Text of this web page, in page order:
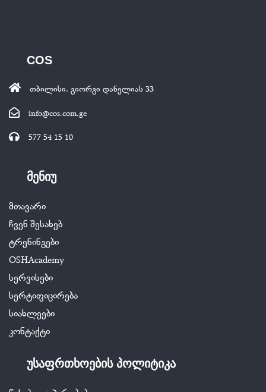
COS
თბილისი, გიორგი დანელიას 33
info@cos.com.ge
577 54 15 10
მენიუ
მთავარი
ჩვენ შესახებ
ტრენინგები
OSHAcademy
სერვისები
სერტიფიცირება
სიახლეები
კონტაქტი
უსაფრთხოების პოლიტიკა